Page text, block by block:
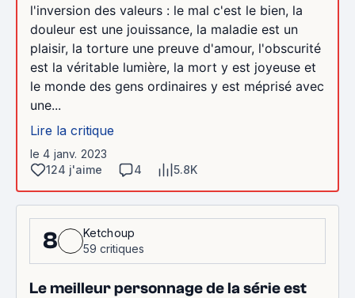
l'inversion des valeurs : le mal c'est le bien, la
douleur est une jouissance, la maladie est un
plaisir, la torture une preuve d'amour, l'obscurité
est la véritable lumière, la mort y est joyeuse et
le monde des gens ordinaires y est méprisé avec
une...
Lire la critique
le 4 janv. 2023
124 j'aime
4 5.8K
8
Ketchoup
59 critiques
Le meilleur personnage de la série est